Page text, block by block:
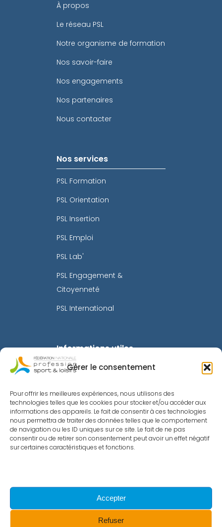
Gérer le consentement
Pour offrir les meilleures expériences, nous utilisons des
technologies telles que les cookies pour stocker et/ou accéder aux
informations des appareils. Le fait de consentir à ces technologies
nous permettra de traiter des données telles que le comportement
de navigation ou les ID uniques sur ce site. Le fait de ne pas
consentir ou de retirer son consentement peut avoir un effet négatif
sur certaines caractéristiques et fonctions.
Accepter
Refuser
À propos
Le réseau PSL
Notre organisme de formation
Nos savoir-faire
Nos engagements
Nos partenaires
Nous contacter
Nos services
PSL Formation
PSL Orientation
PSL Insertion
PSL Emploi
PSL Lab'
PSL Engagement &
Citoyenneté
PSL International
Informations utiles
Mentions légales
Politique de confidentialité
Intranet
Toutes les actualités
Le Sport Recrute